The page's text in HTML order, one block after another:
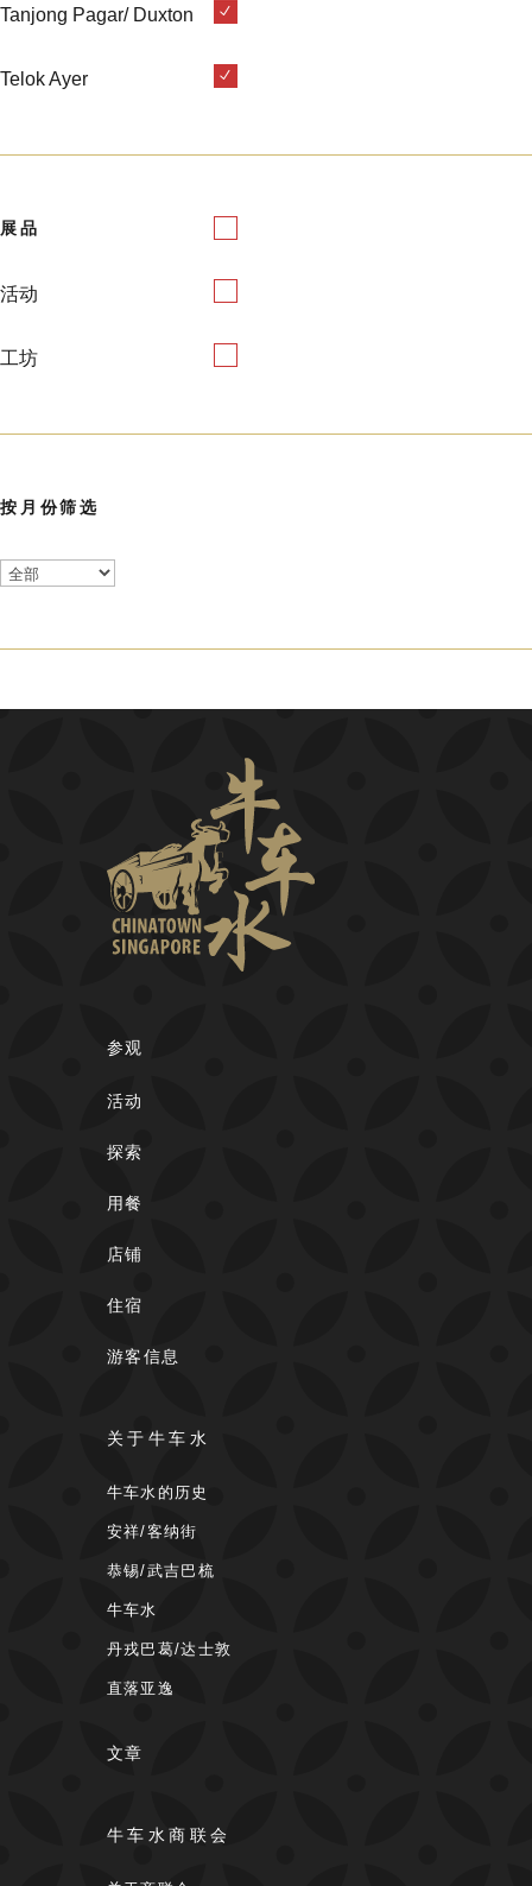
Tanjong Pagar/ Duxton
Telok Ayer
展品
活动
工坊
按月份筛选
参观
活动
探索
用餐
店铺
住宿
游客信息
关于牛车水
牛车水的历史
安祥/客纳街
恭锡/武吉巴梳
牛车水
丹戎巴葛/达士敦
直落亚逸
文章
牛车水商联会